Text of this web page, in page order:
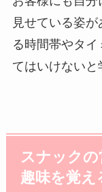
見せている姿
る時間帯やタ
てはいけないと
スナックの
趣味を覚え